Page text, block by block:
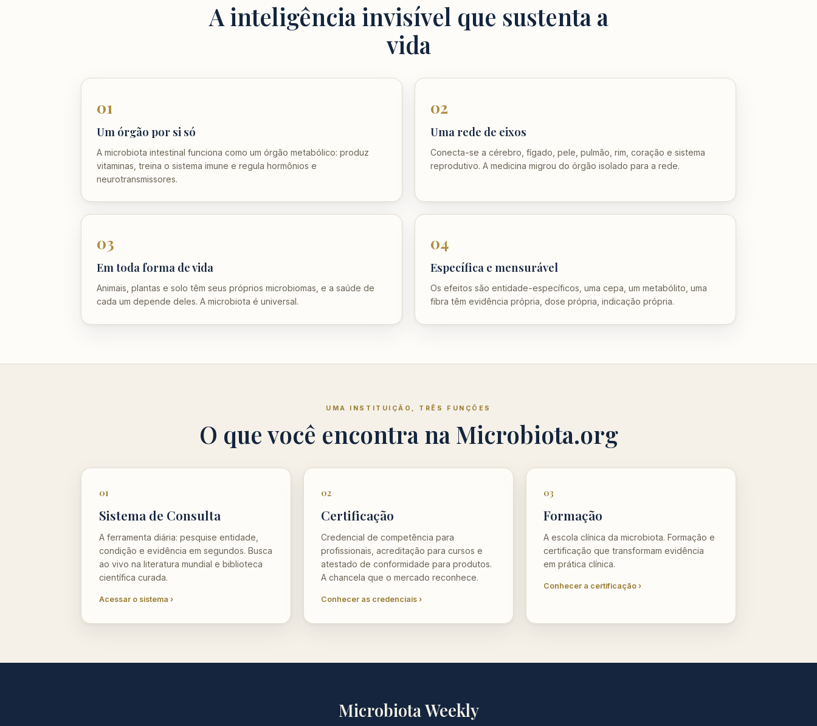
A inteligência invisível que sustenta a
vida
01
Um órgão por si só
A microbiota intestinal funciona como um órgão metabólico: produz
vitaminas, treina o sistema imune e regula hormônios e
neurotransmissores.
02
Uma rede de eixos
Conecta-se a cérebro, fígado, pele, pulmão, rim, coração e sistema
reprodutivo. A medicina migrou do órgão isolado para a rede.
03
Em toda forma de vida
Animais, plantas e solo têm seus próprios microbiomas, e a saúde de
cada um depende deles. A microbiota é universal.
04
Específica e mensurável
Os efeitos são entidade-específicos, uma cepa, um metabólito, uma
fibra têm evidência própria, dose própria, indicação própria.
UMA INSTITUIÇÃO, TRÊS FUNÇÕES
O que você encontra na Microbiota.org
01
Sistema de Consulta
A ferramenta diária: pesquise entidade,
condição e evidência em segundos. Busca
ao vivo na literatura mundial e biblioteca
científica curada.
Acessar o sistema ›
02
Certificação
Credencial de competência para
profissionais, acreditação para cursos e
atestado de conformidade para produtos.
A chancela que o mercado reconhece.
Conhecer as credenciais ›
03
Formação
A escola clínica da microbiota. Formação e
certificação que transformam evidência
em prática clínica.
Conhecer a certificação ›
Microbiota Weekly